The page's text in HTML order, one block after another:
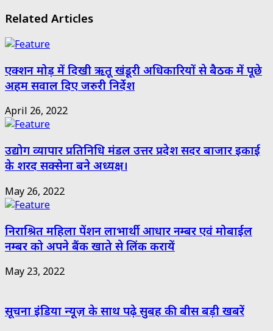
Related Articles
एक्शन मोड़ में दिखी ऋतू खंडूरी अधिकारियों से बैठक में पूछे
अहम सवाल दिए जरुरी निर्देश
April 26, 2022
उद्योग व्यापार प्रतिनिधि मंडल उत्तर प्रदेश सदर बाजार इकाई
के शरद सक्सेना बने अध्यक्ष।
May 26, 2022
निराश्रित महिला पेंशन लाभार्थी आधार नम्बर एवं मोबाईल
नम्बर को अपने बैंक खाते से लिंक करायें
May 23, 2022
सूचना इंडिया न्यूज़ के साथ पढ़े सुबह की बीस बड़ी खबरें